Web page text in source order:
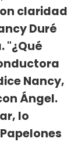
claridad
Duré
"¿Qué
Nancy,
Ángel.
lo